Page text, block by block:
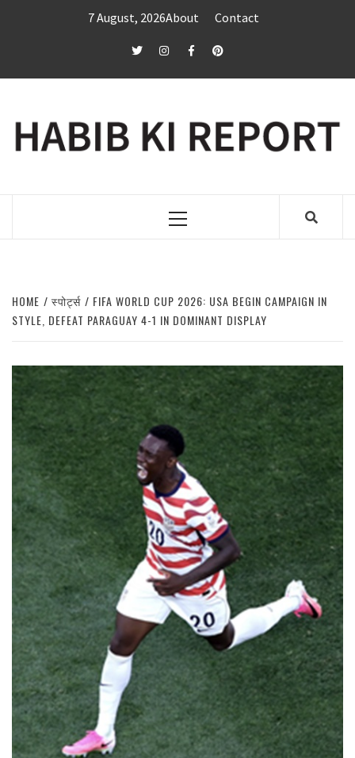
7 August, 2026About Contact
twitterInstagramFacebookPinterest
Primary
HOME स्पोर्ट्स
FIFA WORLD CUP 2026: USA BEGIN CAMPAIGN IN
STYLE, DEFEAT PARAGUAY 4-1 IN DOMINANT DISPLAY